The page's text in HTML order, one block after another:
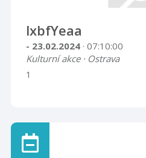
lxbfYeaa
- 23.02.2024 · 07:10:00
Kulturní akce · Ostrava
1